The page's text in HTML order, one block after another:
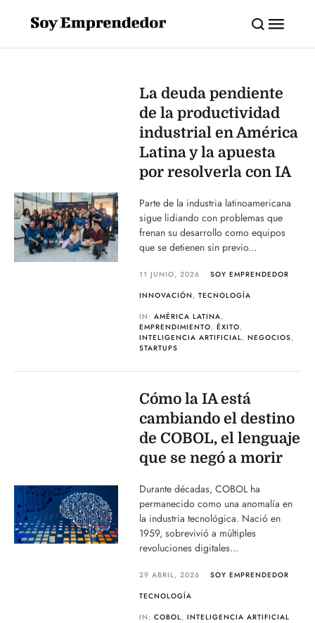
La deuda pendiente
de la productividad
industrial en América
Latina y la apuesta
por resolverla con IA
Parte de la industria latinoamericana
sigue lidiando con problemas que
frenan su desarrollo como equipos
que se detienen sin previo...
11 JUNIO, 2026
SOY EMPRENDEDOR
INNOVACIÓN ,TECNOLOGÍA
IN:AMÉRICA LATINA,
EMPRENDIMIENTO,ÉXITO,
INTELIGENCIA ARTIFICIAL,NEGOCIOS,
STARTUPS
Cómo la IA está
cambiando el destino
de COBOL, el lenguaje
que se negó a morir
Durante décadas, COBOL ha
permanecido como una anomalía en
la industria tecnológica. Nació en
1959, sobrevivió a múltiples
revoluciones digitales...
29 ABRIL, 2026
SOY EMPRENDEDOR
TECNOLOGÍA
IN:COBOL,INTELIGENCIA ARTIFICIAL